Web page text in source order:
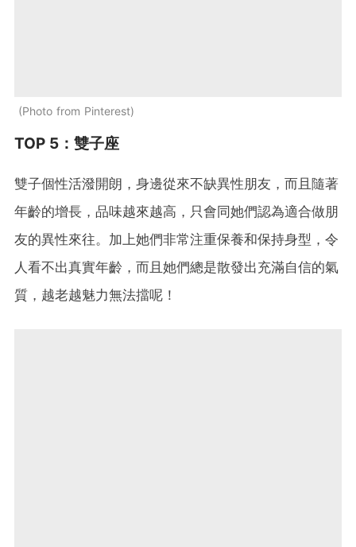
Photo from Pinterest
TOP 5：雙子座
雙子個性活潑開朗，身邊從來不缺異性朋友，而且隨著
年齡的增長，品味越來越高，只會同她們認為適合做朋
友的異性來往。加上她們非常注重保養和保持身型，令
人看不出真實年齡，而且她們總是散發出充滿自信的氣
質，越老越魅力無法擋呢！